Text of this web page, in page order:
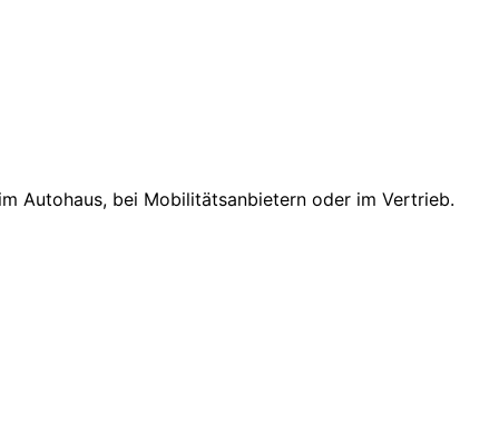
Autohaus, bei Mobilitätsanbietern oder im Vertrieb.